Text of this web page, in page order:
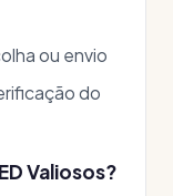
ou envio
do
Valiosos?